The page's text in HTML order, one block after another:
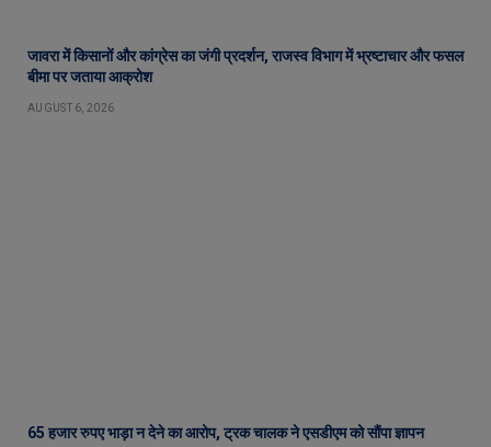
जावरा में किसानों और कांग्रेस का जंगी प्रदर्शन, राजस्व विभाग में भ्रष्टाचार और फसल
बीमा पर जताया आक्रोश
AUGUST 6, 2026
65 हजार रुपए भाड़ा न देने का आरोप, ट्रक चालक ने एसडीएम को सौंपा ज्ञापन